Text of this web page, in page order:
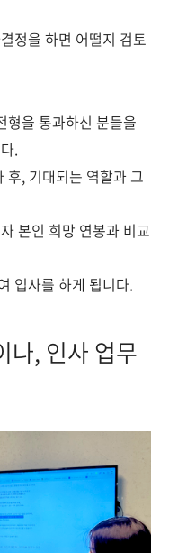
정을 하면 어떨지 검토
형을 통과하신 분들을
.
후, 기대되는 역할과 그
본인 희망 연봉과 비교
입사를 하게 됩니다.
나, 인사 업무